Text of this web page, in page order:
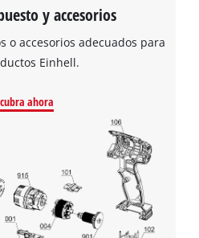
su consentimiento para
el servicio Google Maps!
is not permitted to load due
y accesorios
o accesorios adecuados para
Einhell.
ahora